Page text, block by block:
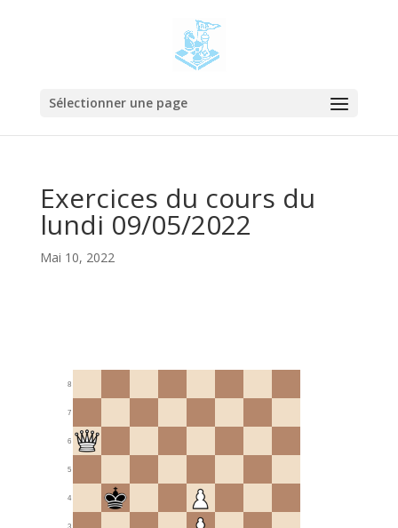
Sélectionner une page
Exercices du cours du
lundi 09/05/2022
Mai 10, 2022
3
4
5
6
7
8